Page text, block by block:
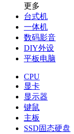
更多
台式机
一体机
数码影音
DIY外设
平板电脑
CPU
显卡
显示器
键鼠
主板
SSD固态硬盘